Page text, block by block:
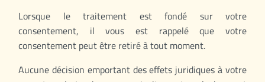
Lorsque le traitement est fondé sur votre
consentement, il vous est rappelé que votre
consentement peut être retiré à tout moment.
Aucune décision emportant des effets juridiques à votre